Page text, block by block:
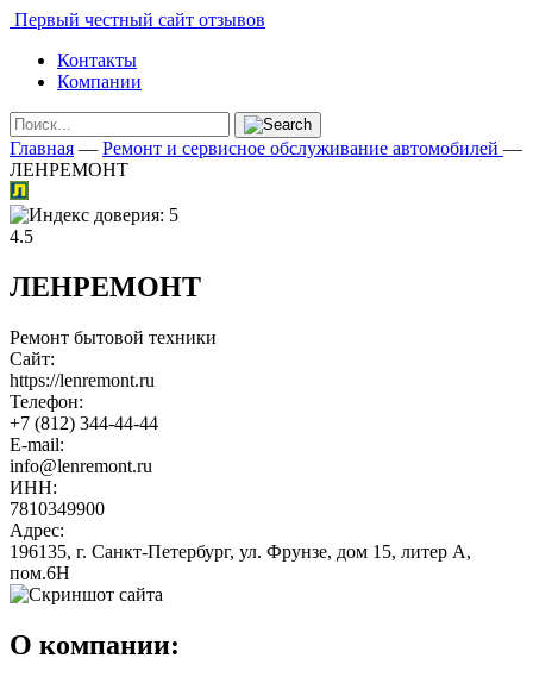
Первый честный сайт отзывов
Контакты
Компании
Главная — Ремонт и сервисное обслуживание автомобилей —
ЛЕНРЕМОНТ
4.5
ЛЕНРЕМОНТ
Ремонт бытовой техники
Сайт:
https://lenremont.ru
Телефон:
+7 (812) 344-44-44
E-mail:
info@lenremont.ru
ИНН:
7810349900
Адрес:
196135, г. Санкт-Петербург, ул. Фрунзе, дом 15, литер А,
пом.6Н
О компании: